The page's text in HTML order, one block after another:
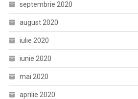
septembrie 2020
august 2020
iulie 2020
iunie 2020
mai 2020
aprilie 2020